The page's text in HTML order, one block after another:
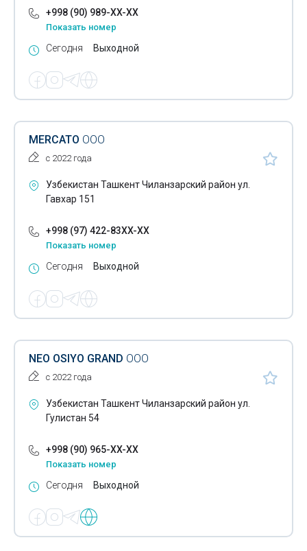
+998 (90) 989-XX-XX
Показать номер
Сегодня Выходной
MERCATO ООО
с 2022 года
Узбекистан Ташкент Чиланзарский район ул.
Гавхар 151
+998 (97) 422-83XX-XX
Показать номер
Сегодня Выходной
NEO OSIYO GRAND ООО
с 2022 года
Узбекистан Ташкент Чиланзарский район ул.
Гулистан 54
+998 (90) 965-XX-XX
Показать номер
Сегодня Выходной